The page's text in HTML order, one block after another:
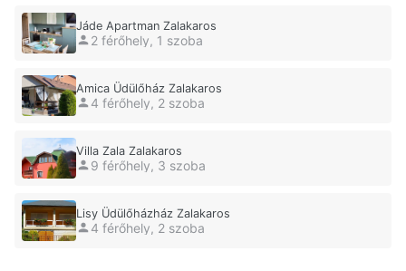
Jáde Apartman Zalakaros
2 férőhely, 1 szoba
Amica Üdülőház Zalakaros
4 férőhely, 2 szoba
Villa Zala Zalakaros
9 férőhely, 3 szoba
Lisy Üdülőházház Zalakaros
4 férőhely, 2 szoba